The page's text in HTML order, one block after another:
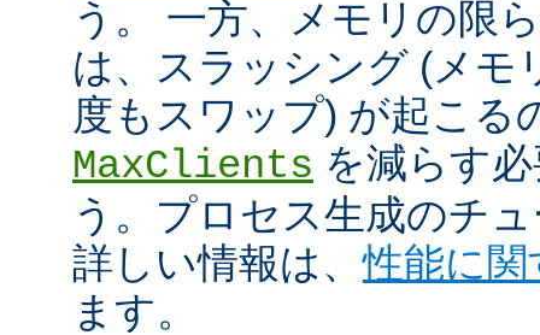
う。 一方、メモリの限
は、スラッシング (メモ
度もスワップ) が起こる
MaxClients を減らす
う。プロセス生成のチ
詳しい情報は、性能に
ます。